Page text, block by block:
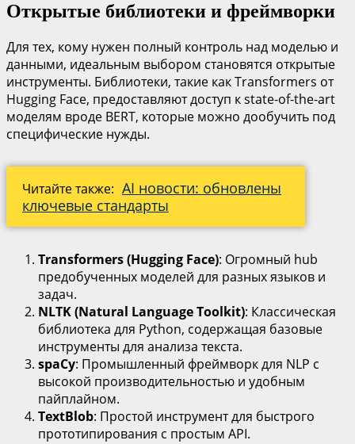
Открытые библиотеки и фреймворки
Для тех, кому нужен полный контроль над моделью и
данными, идеальным выбором становятся открытые
инструменты. Библиотеки, такие как Transformers от
Hugging Face, предоставляют доступ к state-of-the-art
моделям вроде BERT, которые можно дообучить под
специфические нужды.
Читайте также: AI новости: обновлены
ключевые стандарты
Transformers (Hugging Face): Огромный hub
предобученных моделей для разных языков и
задач.
NLTK (Natural Language Toolkit): Классическая
библиотека для Python, содержащая базовые
инструменты для анализа текста.
spaCy: Промышленный фреймворк для NLP с
высокой производительностью и удобным
пайплайном.
TextBlob: Простой инструмент для быстрого
прототипирования с простым API.